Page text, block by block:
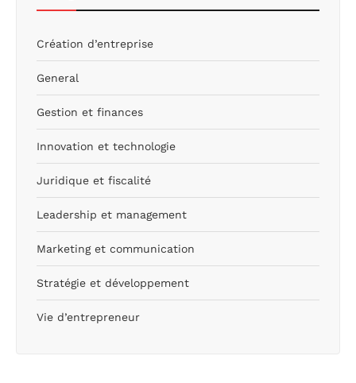
Création d’entreprise
General
Gestion et finances
Innovation et technologie
Juridique et fiscalité
Leadership et management
Marketing et communication
Stratégie et développement
Vie d’entrepreneur